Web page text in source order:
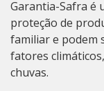
Garantia-Safra é
proteção de
familiar e podem
fatores
chuvas.